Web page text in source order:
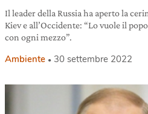
Il leader della Russia ha aperto la
Kiev e all’Occidente: “Lo vuole il
con ogni mezzo”.
Ambiente 30 settembre 2022